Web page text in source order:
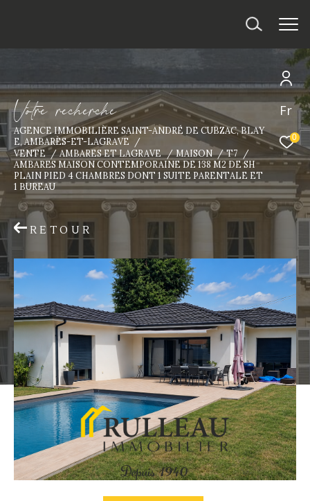
Fr
0
Votre recherche
AGENCE IMMOBILIÈRE SAINT-ANDRÉ DE CUBZAC, BLAY
E, AMBARÈS-ET-LAGRAVE
VENTE
AMBARES ET LAGRAVE MAISON
T7
AMBARES MAISON CONTEMPORAINE DE 138 M2 DE SH
PLAIN PIED 4 CHAMBRES DONT 1 SUITE PARENTALE ET
1 BUREAU
RETOUR